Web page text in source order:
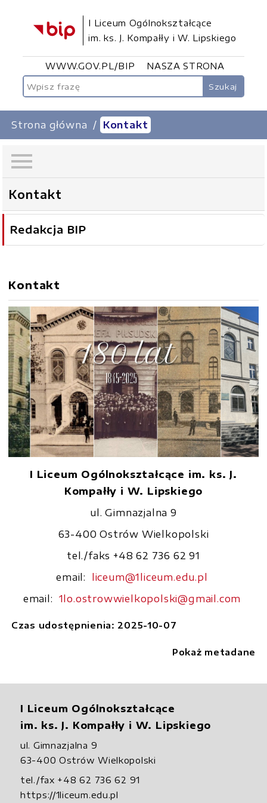
I Liceum Ogólnokształcące
im. ks. J. Kompałły i W. Lipskiego
WWW.GOV.PL/BIP NASZA STRONA
Szukaj
Strona główna Kontakt
Kontakt
Redakcja BIP
Kontakt
I Liceum Ogólnokształcące im. ks. J.
Kompałły i W. Lipskiego
ul. Gimnazjalna 9
63-400 Ostrów Wielkopolski
tel./faks +48 62 736 62 91
email:
liceum@1liceum.edu.pl
email: 1lo.ostrowwielkopolski@gmail.com
Czas udostępnienia: 2025-10-07
Pokaż metadane
I Liceum Ogólnokształcące
im. ks. J. Kompałły i W. Lipskiego
ul. Gimnazjalna 9
63-400 Ostrów Wielkopolski
tel./fax +48 62 736 62 91
https://1liceum.edu.pl